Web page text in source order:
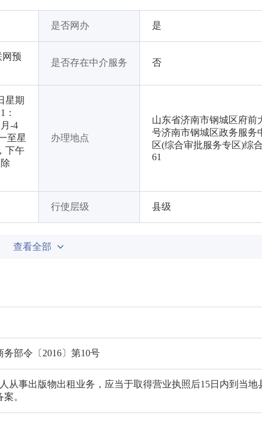
是否网办 是
网预
是否存在中介服务 否
星期
：
-4
至星
下午
办理地点
山东省济南市钢城区府前
号济南市钢城区政务服务
区(综合审批服务专区)综
61
行使层级 县级
查看全部
部令〔2016〕第10号
从事出版物出租业务，应当于取得营业执照后15日内到当地
。